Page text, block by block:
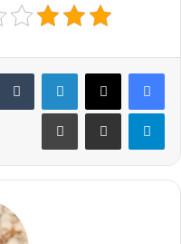
لینکدین
تلگرام اشتراک گذاری از طریق ایمیل چاپ